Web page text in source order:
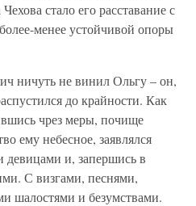
стало его расставание с
менее устойчивой опоры
ничуть не винил Ольгу – он,
до крайности. Как
чрез меры, почище
ему небесное, заявлялся
и, запершись в
С визгами, песнями,
шалостями и безумствами.